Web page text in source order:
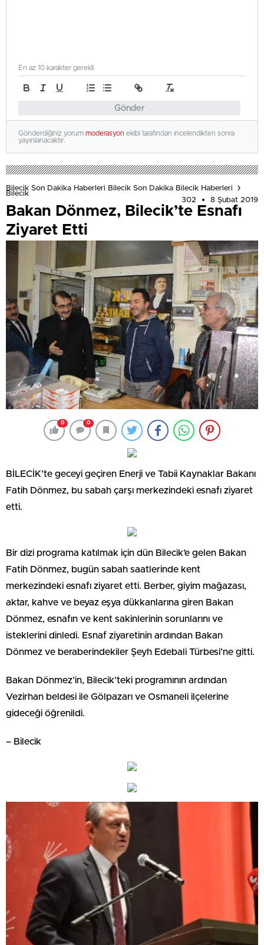
Gönder
En az 10 karakter gerekli
Gönderdiğiniz yorum moderasyon ekibi tarafından incelendikten sonra
yayınlanacaktır.
Bilecik Son Dakika Haberleri Bilecik Son Dakika Bilecik Haberleri
Bilecik
302
8 Şubat 2019
Bakan Dönmez, Bilecik’te Esnafı
Ziyaret Etti
0 0
BİLECİK’te geceyi geçiren Enerji ve Tabii Kaynaklar Bakanı
Fatih Dönmez, bu sabah çarşı merkezindeki esnafı ziyaret
etti.
Bir dizi programa katılmak için dün Bilecik’e gelen Bakan
Fatih Dönmez, bugün sabah saatlerinde kent
merkezindeki esnafı ziyaret etti. Berber, giyim mağazası,
aktar, kahve ve beyaz eşya dükkanlarına giren Bakan
Dönmez, esnafın ve kent sakinlerinin sorunlarını ve
isteklerini dinledi. Esnaf ziyaretinin ardından Bakan
Dönmez ve beraberindekiler Şeyh Edebali Türbesi’ne gitti.
Bakan Dönmez’in, Bilecik’teki programının ardından
Vezirhan beldesi ile Gölpazarı ve Osmaneli ilçelerine
gideceği öğrenildi.
– Bilecik